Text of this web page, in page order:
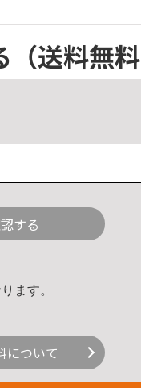
（送料無料
する
ます。
について